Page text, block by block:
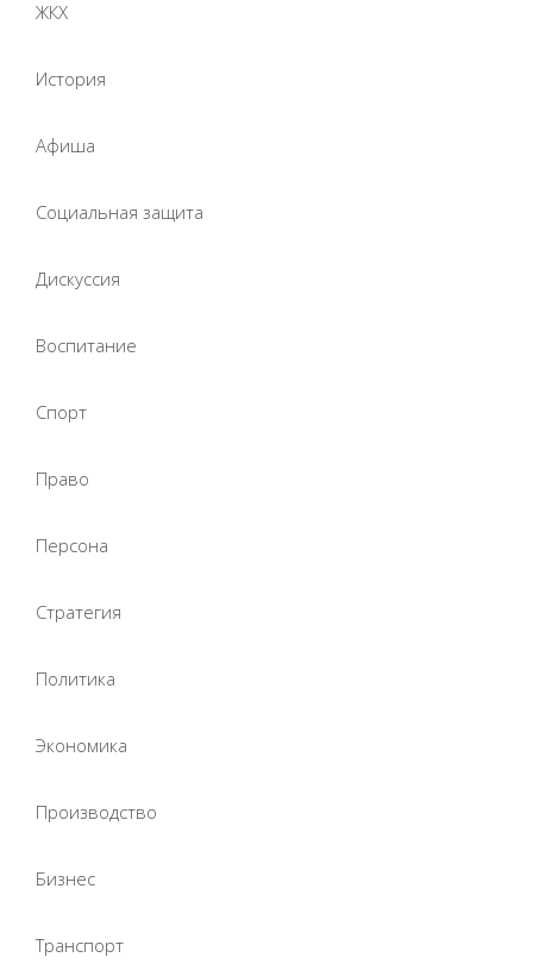
ЖКХ
История
Афиша
Социальная защита
Дискуссия
Воспитание
Спорт
Право
Персона
Стратегия
Политика
Экономика
Производство
Бизнес
Транспорт